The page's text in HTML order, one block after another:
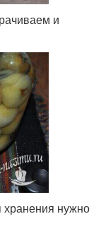
и
хранения нужно